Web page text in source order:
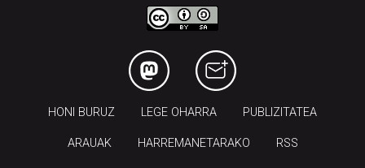
HONI BURUZ LEGE OHARRA PUBLIZITATEA
ARAUAK HARREMANETARAKO RSS